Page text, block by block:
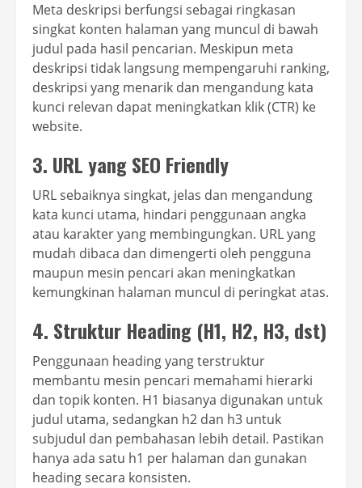
Meta deskripsi berfungsi sebagai ringkasan
singkat konten halaman yang muncul di bawah
judul pada hasil pencarian. Meskipun meta
deskripsi tidak langsung mempengaruhi ranking,
deskripsi yang menarik dan mengandung kata
kunci relevan dapat meningkatkan klik (CTR) ke
website.
3. URL yang SEO Friendly
URL sebaiknya singkat, jelas dan mengandung
kata kunci utama, hindari penggunaan angka
atau karakter yang membingungkan. URL yang
mudah dibaca dan dimengerti oleh pengguna
maupun mesin pencari akan meningkatkan
kemungkinan halaman muncul di peringkat atas.
4. Struktur Heading (H1, H2, H3, dst)
Penggunaan heading yang terstruktur
membantu mesin pencari memahami hierarki
dan topik konten. H1 biasanya digunakan untuk
judul utama, sedangkan h2 dan h3 untuk
subjudul dan pembahasan lebih detail. Pastikan
hanya ada satu h1 per halaman dan gunakan
heading secara konsisten.